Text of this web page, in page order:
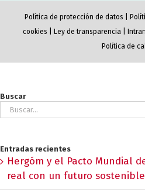
Política de protección de datos
cookies
Ley de transparencia|
Política de
Buscar
Buscar:
Entradas recientes
Hergóm y el Pacto Mundial
real con un futuro sostenible